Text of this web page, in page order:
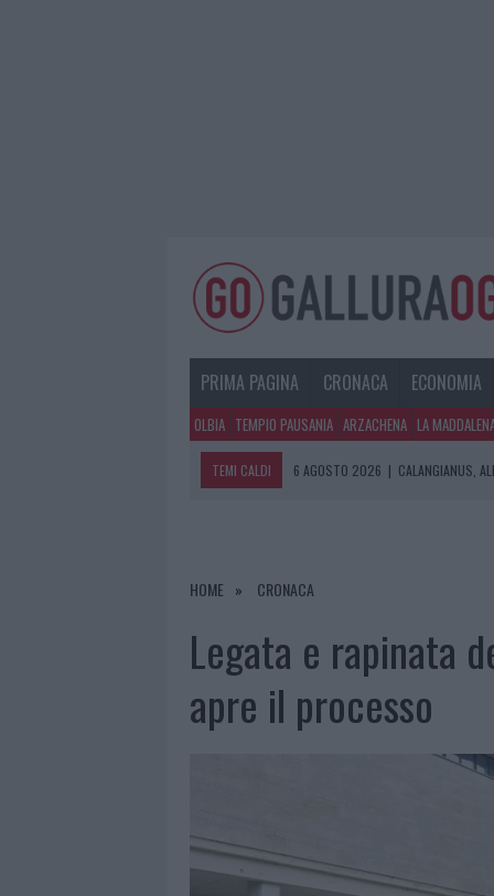
PRIMA PAGINA CRONACA ECONOMIA
OLBIA TEMPIO PAUSANIA ARZACHENA LA
TEMI CALDI 6 AGOSTO 2026 | GALLURA, FINTI
6 AGOSTO 2026
|
6 AGOSTO 2026
| CALANGIANUS, ALLARME SUL
HOME CRONACA
Legata e rapinata
apre il processo